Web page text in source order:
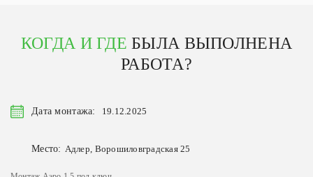
КОГДА И ГДЕ БЫЛА ВЫПОЛНЕНА
РАБОТА?
Дата монтажа: 19.12.2025
Место: Адлер, Ворошиловградская 25